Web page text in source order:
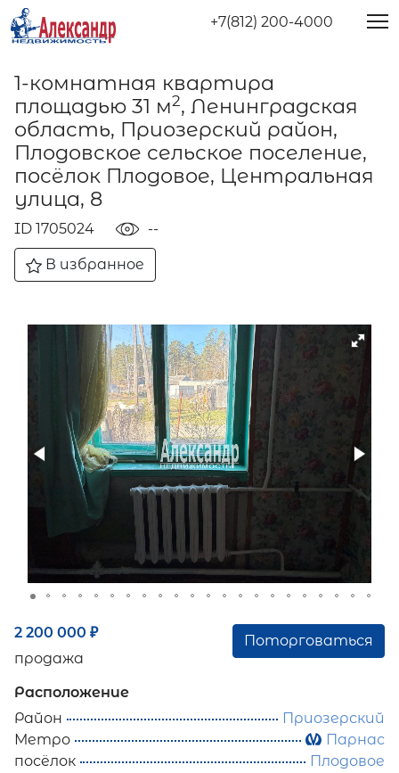
+7(812) 200-4000
1-комнатная квартира
площадью 31 м2, Ленинградская
область, Приозерский район,
Плодовское сельское поселение,
посёлок Плодовое, Центральная
улица, 8
ID 1705024 --
В избранное
2 200 000 ₽
продажа
Поторговаться
Расположение
Район
Приозерский
Метро
Парнас
посёлок
Плодовое